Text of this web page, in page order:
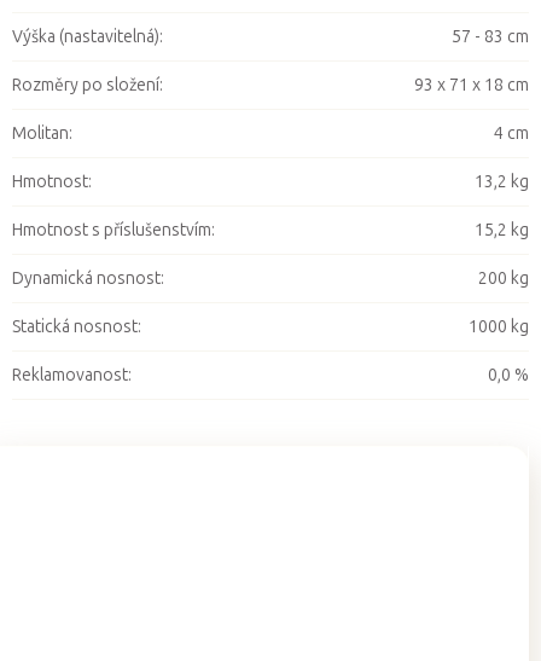
Výška (nastavitelná): 57 - 83 cm
Rozměry po složení: 93 x 71 x 18 cm
Molitan: 4 cm
Hmotnost: 13,2 kg
Hmotnost s příslušenstvím: 15,2 kg
Dynamická nosnost: 200 kg
Statická nosnost: 1000 kg
Reklamovanost: 0,0 %